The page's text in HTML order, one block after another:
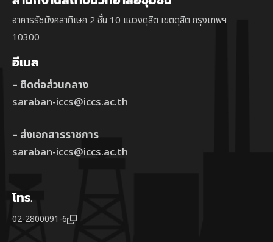
อาคารรัชมังคลาภิเษก 2 ชั้น 10 แขวงดุสิต เขตดุสิต กรุงเทพฯ
10300
อีเมล
– ติดต่อส่วนกลาง
saraban-iccs@iccs.ac.th
– ส่งเอกสารราชการ
saraban-iccs@iccs.ac.th
โทร.
02-2800091-6